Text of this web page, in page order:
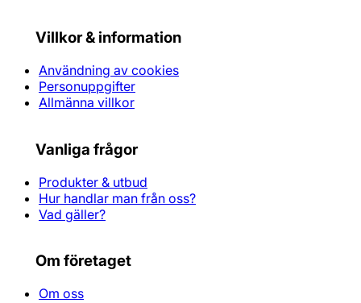
Villkor & information
Användning av cookies
Personuppgifter
Allmänna villkor
Vanliga frågor
Produkter & utbud
Hur handlar man från oss?
Vad gäller?
Om företaget
Om oss